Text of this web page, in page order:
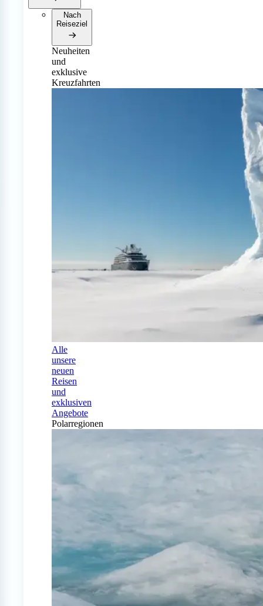
Nach
Reiseziel
Neuheiten
und
exklusive
Kreuzfahrten
Alle
unsere
neuen
Reisen
und
exklusiven
Angebote
Polarregionen